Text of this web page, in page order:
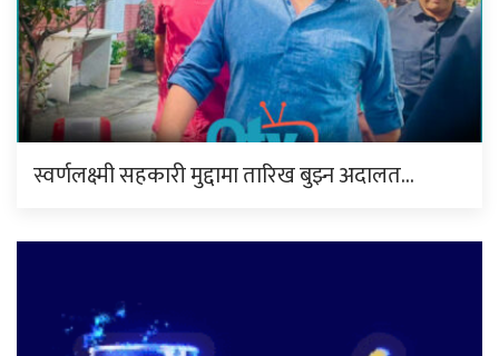
स्वर्णलक्ष्मी सहकारी मुद्दामा तारिख बुझ्न अदालत…